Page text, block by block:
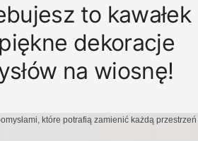
to kawałek
dekoracje
na wiosnę!
które potrafią zamienić każdą przestrzeń